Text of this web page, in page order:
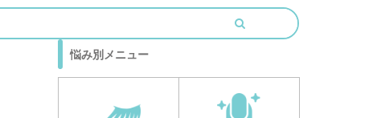
悩み別メニュー